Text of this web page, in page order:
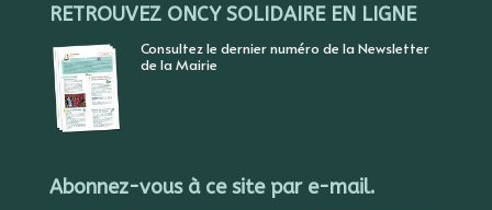
RETROUVEZ ONCY SOLIDAIRE EN LIGNE
Consultez le dernier numéro de la Newsletter
de la Mairie
Abonnez-vous à ce site par e-mail.